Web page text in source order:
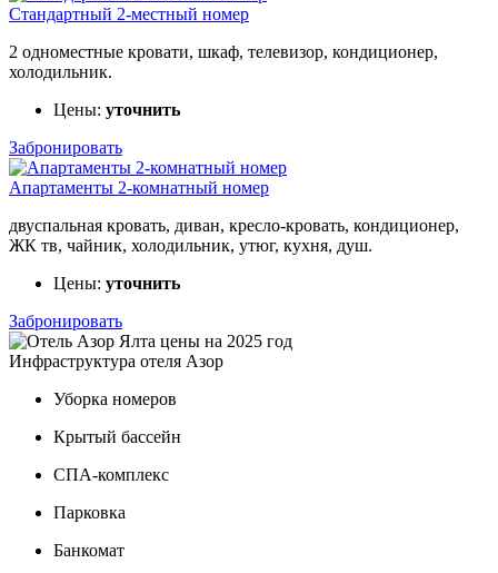
Стандартный 2-местный номер
2 одноместные кровати, шкаф, телевизор, кондиционер,
холодильник.
Цены: уточнить
Забронировать
Апартаменты 2-комнатный номер
двуспальная кровать, диван, кресло-кровать, кондиционер,
ЖК тв, чайник, холодильник, утюг, кухня, душ.
Цены: уточнить
Забронировать
Инфраструктура отеля Азор
Уборка номеров
Крытый бассейн
СПА-комплекс
Парковка
Банкомат